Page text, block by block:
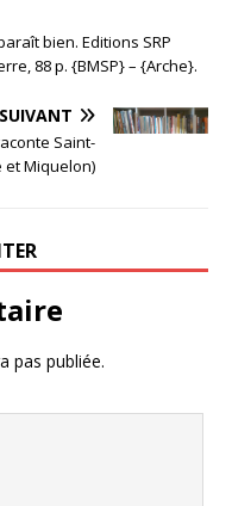
bien. Editions SRP
88 p. {BMSP} – {Arche}.
SUIVANT
Saint-
et Miquelon)
pas publiée.